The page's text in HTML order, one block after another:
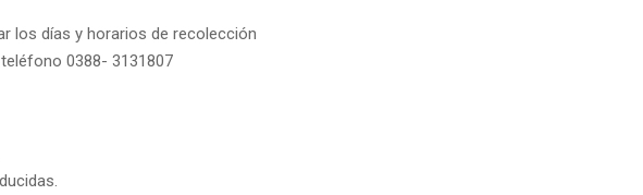
los días y horarios de recolección
0388- 3131807